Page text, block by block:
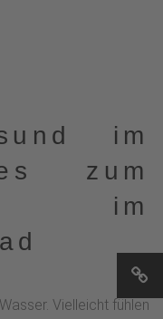
im
zum
im
Vielleicht fühlen